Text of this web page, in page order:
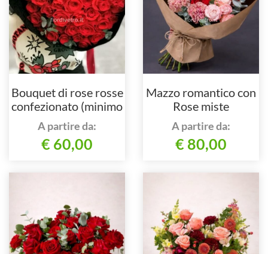
Bouquet di rose rosse
confezionato (minimo
7 steli)
A partire da:
€ 60,00
Mazzo romantico con
Rose miste
A partire da:
€ 80,00